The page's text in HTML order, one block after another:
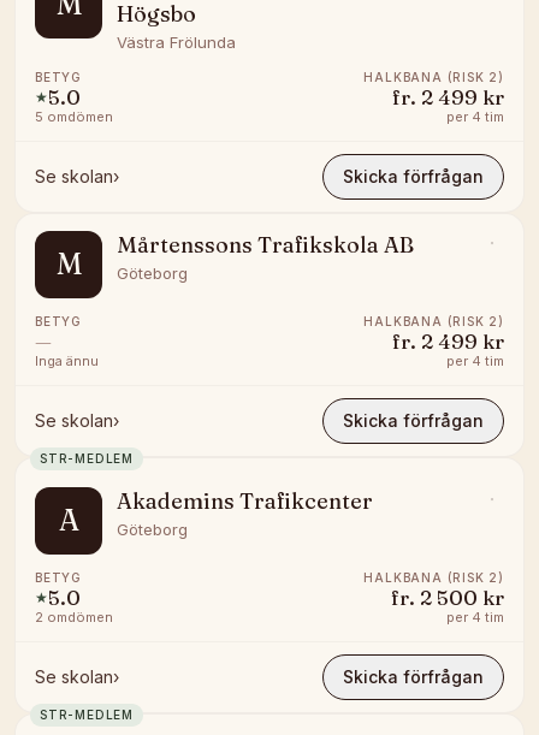
Högsbo
Västra Frölunda
BETYG
★5.0
5 omdömen
HALKBANA (RISK 2)
fr. 2 499 kr
per 4 tim
Se skolan› Skicka förfrågan
M
Mårtenssons Trafikskola AB
Göteborg
BETYG
—
Inga ännu
HALKBANA (RISK 2)
fr. 2 499 kr
per 4 tim
Se skolan› Skicka förfrågan
STR-MEDLEM
A
Akademins Trafikcenter
Göteborg
BETYG
★5.0
2 omdömen
HALKBANA (RISK 2)
fr. 2 500 kr
per 4 tim
Se skolan› Skicka förfrågan
STR-MEDLEM